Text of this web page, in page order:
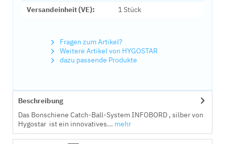
Versandeinheit (VE):
1 Stück
Fragen zum Artikel?
Weitere Artikel von HYGOSTAR
dazu passende Produkte
Beschreibung
Das Bonschiene Catch-Ball-System INFOBORD , silber von
Hygostar ist ein innovatives... mehr